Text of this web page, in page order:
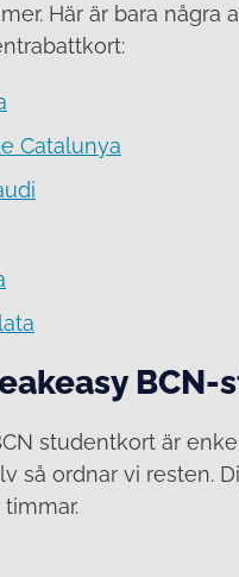
Här är bara några
Catalunya
studentkort är
så ordnar vi resten.